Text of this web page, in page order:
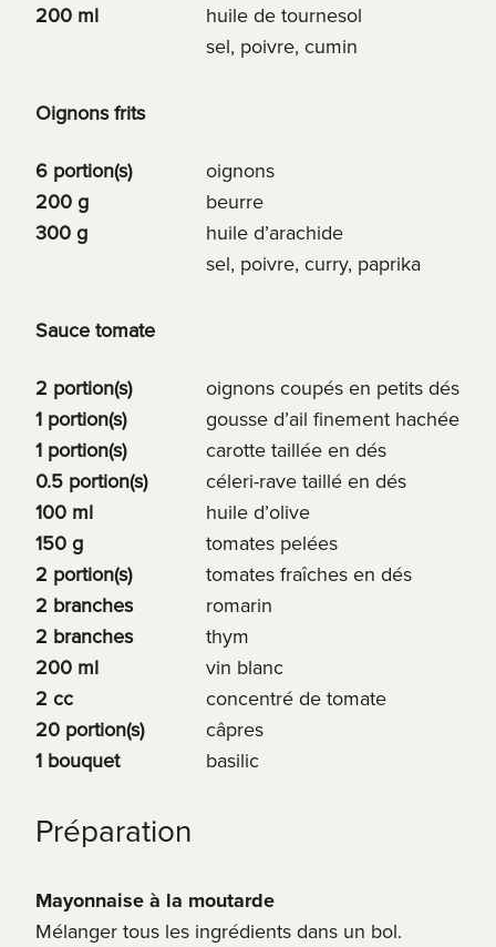
200 ml
huile de tournesol
sel, poivre, cumin
Oignons frits
6 portion(s)
oignons
200 g
beurre
300 g
huile d’arachide
sel, poivre, curry, paprika
Sauce tomate
2 portion(s)
oignons coupés en petits dés
1 portion(s)
gousse d’ail finement hachée
1 portion(s)
carotte taillée en dés
0.5 portion(s)
céleri-rave taillé en dés
100 ml
huile d’olive
150 g
tomates pelées
2 portion(s)
tomates fraîches en dés
2 branches
romarin
2 branches
thym
200 ml
vin blanc
2 cc
concentré de tomate
20 portion(s)
câpres
1 bouquet
basilic
Préparation
Mayonnaise à la moutarde
Mélanger tous les ingrédients dans un bol.